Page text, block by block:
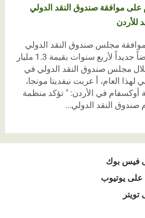
موافقة صندوق النقد الدولي
موافقة مجلس صندوق النقد الدولي
على منح الأردن قرضاً جديداً لأربع سنوات بقيمة 1.3 مليار
مجلس صندوق النقد الدولي في
لهذا العام، أ عربت نيفديتا مونجا،
في الأردن: " تؤكد منظمة
صندوق النقد الدولي...
فيس بوك
على يوتيوب